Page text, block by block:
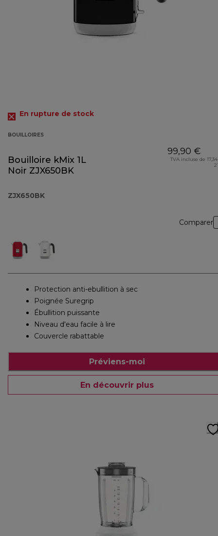
En rupture de stock
BOUILLOIRES
Bouilloire kMix 1L
Noir ZJX650BK
ZJX650BK
99,90 €
TVA incluse de
Comparer
Protection anti-ebullition à sec
Poignée Suregrip
Ébullition puissante
Niveau d'eau facile à lire
Couvercle rabattable
Préviens-moi
En découvrir plus